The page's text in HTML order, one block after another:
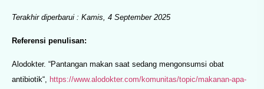
Terakhir diperbarui : Kamis, 4 September 2025
Referensi penulisan:
Alodokter. “Pantangan makan saat sedang mengonsumsi obat
antibiotik“, https://www.alodokter.com/komunitas/topic/makanan-apa-